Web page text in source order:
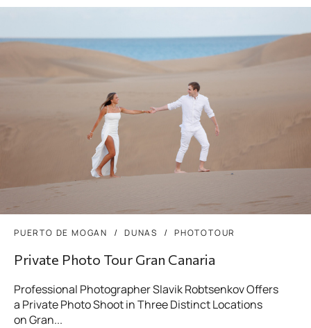
PUERTO DE MOGAN DUNAS PHOTOTOUR
Private Photo Tour Gran Canaria
Professional Photographer Slavik Robtsenkov Offers
a Private Photo Shoot in Three Distinct Locations
on Gran...